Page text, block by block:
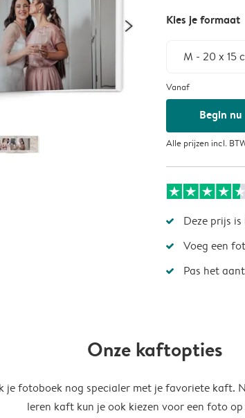
Kies je formaat
M - 20 x 15
Vanaf
Begin nu
Alle prijzen incl.
Deze prijs
Voeg een
Pas het
Onze kaftopties
je fotoboek nog specialer met je favoriete kaft.
leren kaft kun je ook kiezen voor een foto